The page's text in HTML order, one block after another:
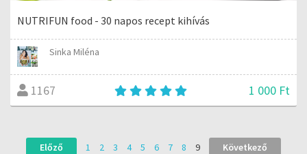
NUTRIFUN food - 30 napos recept kihívás
Sinka Miléna
1167 1 000 Ft
Előző 1 2 3 4 5 6 7 8 9 Következő